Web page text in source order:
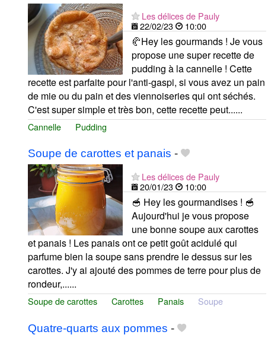
Les délices de Pauly
22/02/23
10:00
🥐Hey les gourmands ! Je vous
propose une super recette de
pudding à la cannelle ! Cette
recette est parfaite pour l'anti-gaspi, si vous avez un pain
de mie ou du pain et des viennoiseries qui ont séchés.
C'est super simple et très bon, cette recette peut......
Cannelle Pudding
Soupe de carottes et panais -
Les délices de Pauly
20/01/23
10:00
🥣 Hey les gourmandises ! 🥣
Aujourd'hui je vous propose
une bonne soupe aux carottes
et panais ! Les panais ont ce petit goût acidulé qui
parfume bien la soupe sans prendre le dessus sur les
carottes. J'y ai ajouté des pommes de terre pour plus de
rondeur,......
Soupe de carottes Carottes Panais Soupe
Quatre-quarts aux pommes -